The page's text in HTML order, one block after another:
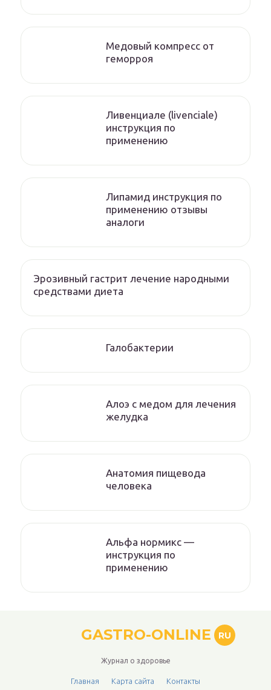
Медовый компресс от
геморроя
Ливенциале (livenciale)
инструкция по
применению
Липамид инструкция по
применению отзывы
аналоги
Эрозивный гастрит лечение народными
средствами диета
Галобактерии
Алоэ с медом для лечения
желудка
Анатомия пищевода
человека
Альфа нормикс —
инструкция по
применению
GASTRO-ONLINE RU
Журнал о здоровье
Главная Карта сайта Контакты